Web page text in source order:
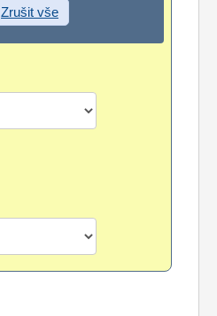
Zrušit vše